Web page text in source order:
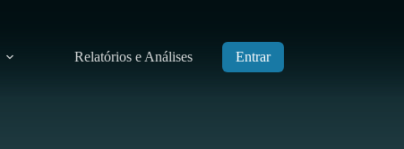
Relatórios e Análises Entrar